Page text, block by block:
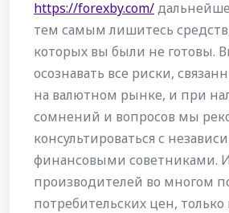
https://forexby.com/
тем самым лишитесь
которых вы были не готовы.
осознавать все риски,
на валютном рынке, и при
сомнений и вопросов мы
консультироваться с
финансовыми советниками.
производителей во многом
потребительских цен, только